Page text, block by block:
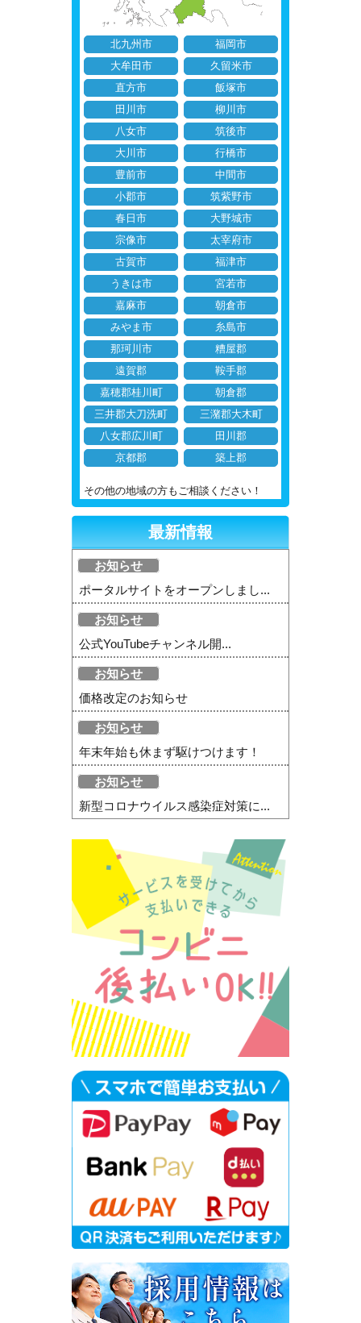
北九州市
福岡市
大牟田市
久留米市
直方市
飯塚市
田川市
柳川市
八女市
筑後市
大川市
行橋市
豊前市
中間市
小郡市
筑紫野市
春日市
大野城市
宗像市
太宰府市
古賀市
福津市
うきは市
宮若市
嘉麻市
朝倉市
みやま市
糸島市
那珂川市
糟屋郡
遠賀郡
鞍手郡
嘉穂郡桂川町
朝倉郡
三井郡大刀洗町
三潴郡大木町
八女郡広川町
田川郡
京都郡
築上郡
その他の地域の方もご相談ください！
最新情報
お知らせ
ポータルサイトをオープンしまし...
お知らせ
公式YouTubeチャンネル開...
お知らせ
価格改定のお知らせ
お知らせ
年末年始も休まず駆けつけます！
お知らせ
新型コロナウイルス感染症対策に...